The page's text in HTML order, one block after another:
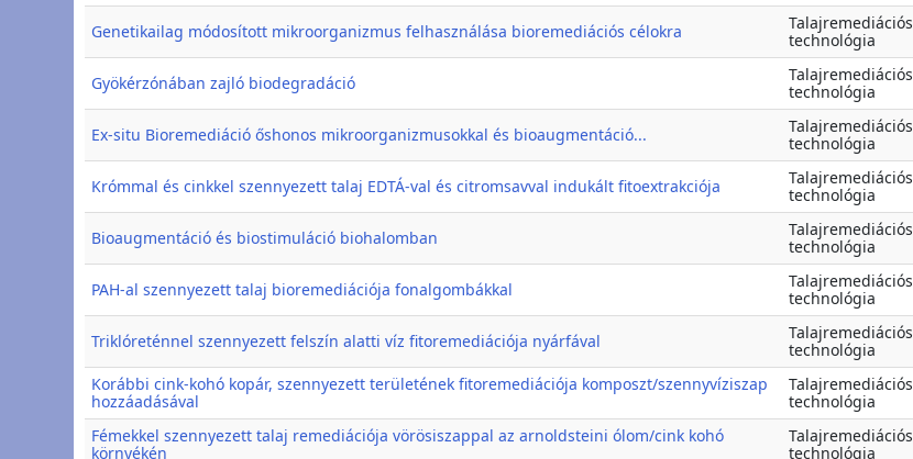
Genetikailag módosított mikroorganizmus felhasználása bioremediációs célokra
Talajremediációs
technológia
Gyökérzónában zajló biodegradáció
Talajremediációs
technológia
Ex-situ Bioremediáció őshonos mikroorganizmusokkal és bioaugmentáció...
Talajremediációs
technológia
Krómmal és cinkkel szennyezett talaj EDTÁ-val és citromsavval indukált fitoextrakciója
Talajremediációs
technológia
Bioaugmentáció és biostimuláció biohalomban
Talajremediációs
technológia
PAH-al szennyezett talaj bioremediációja fonalgombákkal
Talajremediációs
technológia
Triklóreténnel szennyezett felszín alatti víz fitoremediációja nyárfával
Talajremediációs
technológia
Korábbi cink-kohó kopár, szennyezett területének fitoremediációja komposzt/szennyvíziszap
hozzáadásával
Talajremediációs
technológia
Fémekkel szennyezett talaj remediációja vörösiszappal az arnoldsteini ólom/cink kohó
környékén
Talajremediációs
technológia